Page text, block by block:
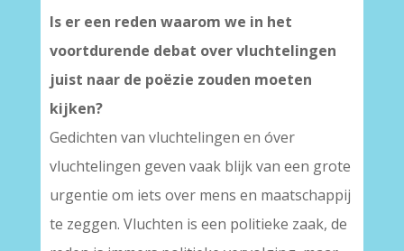
Is er een reden waarom we in het
voortdurende debat over vluchtelingen
juist naar de poëzie zouden moeten
kijken?
Gedichten van vluchtelingen en óver
vluchtelingen geven vaak blijk van een grote
urgentie om iets over mens en maatschappij
te zeggen. Vluchten is een politieke zaak, de